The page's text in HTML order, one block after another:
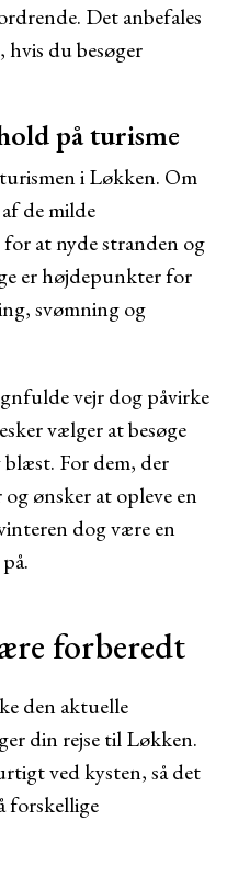
Det anbefales
du besøger
på turisme
i Løkken. Om
de milde
at nyde stranden og
er højdepunkter for
svømning og
vejr dog påvirke
vælger at besøge
For dem, der
ønsker at opleve en
dog være en
forberedt
den aktuelle
din rejse til Løkken.
ved kysten, så det
forskellige